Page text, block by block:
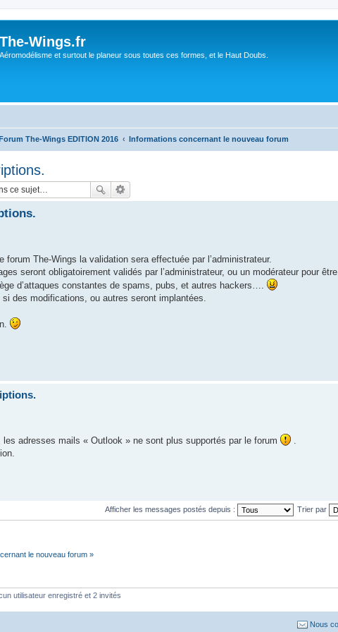
The-Wings.fr
Aéromodélisme et surtout le planeur sous toutes ces formes, et le Haut Doubs.
The-Wings EDITION 2016 Informations concernant le nouveau forum
forum The-Wings la validation sera effectuée par l’administrateur.
seront obligatoirement validés par l’administrateur, ou un modérateur pour
d’attaques constantes de spams, pubs, et autres hackers….
des modifications, ou autres seront implantées.
adresses mails « Outlook » ne sont plus supportés par le forum
Afficher les messages postés depuis : Trier par
le nouveau forum »
utilisateur enregistré et 2 invités
Nous